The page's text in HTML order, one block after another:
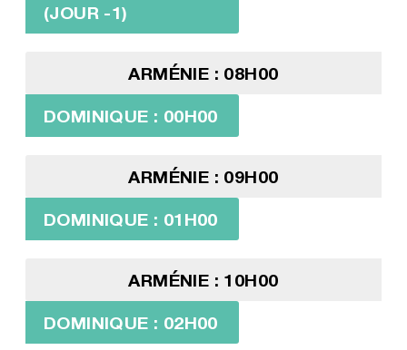
(JOUR -1)
ARMÉNIE : 08H00
DOMINIQUE : 00H00
ARMÉNIE : 09H00
DOMINIQUE : 01H00
ARMÉNIE : 10H00
DOMINIQUE : 02H00